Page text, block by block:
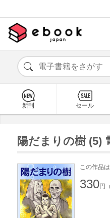
新刊 セール
陽だまりの樹 (5)
この作品
330円